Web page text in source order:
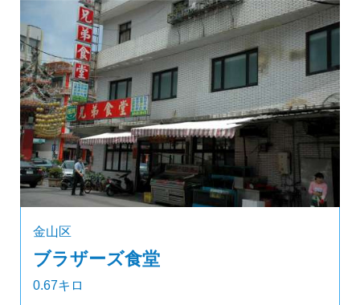
金山区
ブラザーズ食堂
0.67キロ